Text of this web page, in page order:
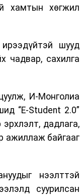
хамтын хөгжил
шууд
чадвар, сахилга
И-Монголиа
“E-Student 2.0”
дадлага,
ажиллаж байгааг
нээлттэй
суурилсан